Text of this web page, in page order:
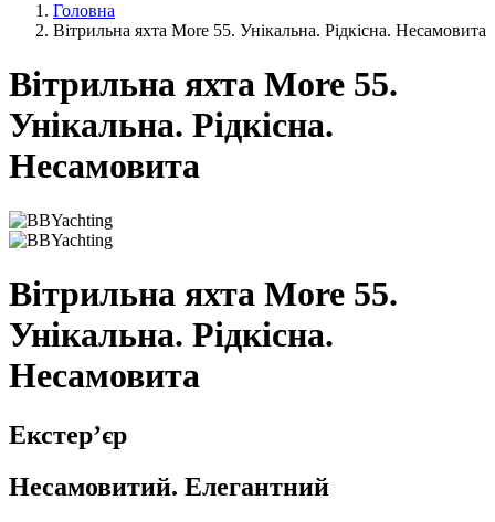
Головна
Вітрильна яхта More 55. Унікальна. Рідкісна. Несамовита
Вітрильна яхта More 55.
Унікальна. Рідкісна.
Несамовита
Вітрильна яхта More 55.
Унікальна. Рідкісна.
Несамовита
Екстер’єр
Несамовитий. Елегантний